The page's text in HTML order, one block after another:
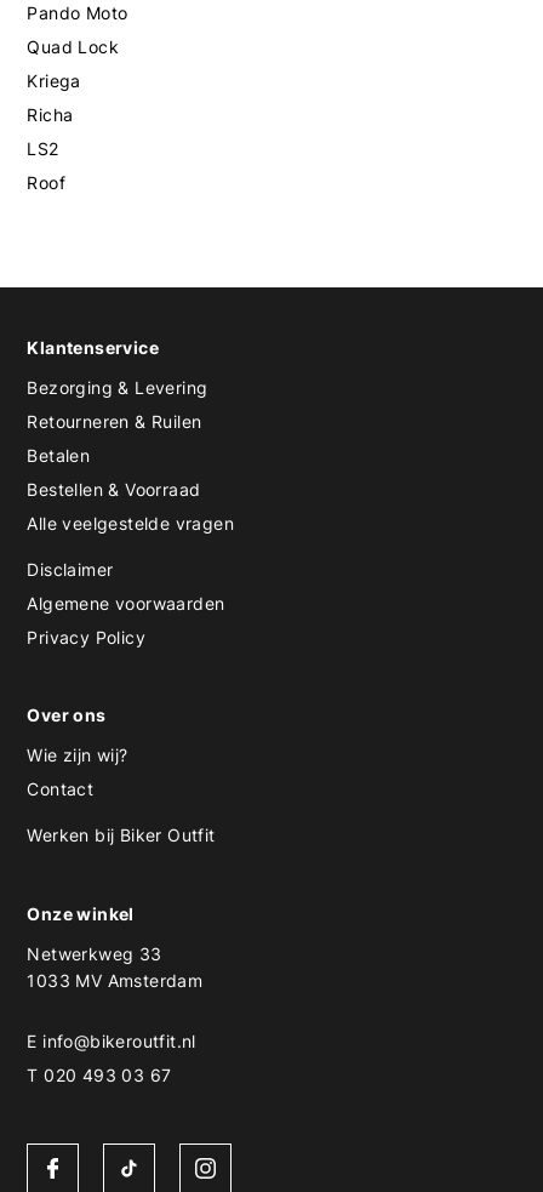
Pando Moto
Quad Lock
Kriega
Richa
LS2
Roof
Klantenservice
Bezorging & Levering
Retourneren & Ruilen
Betalen
Bestellen & Voorraad
Alle veelgestelde vragen
Disclaimer
Algemene voorwaarden
Privacy Policy
Over ons
Wie zijn wij?
Contact
Werken bij Biker Outfit
Onze winkel
Netwerkweg 33
1033 MV Amsterdam
E info@bikeroutfit.nl
T 020 493 03 67